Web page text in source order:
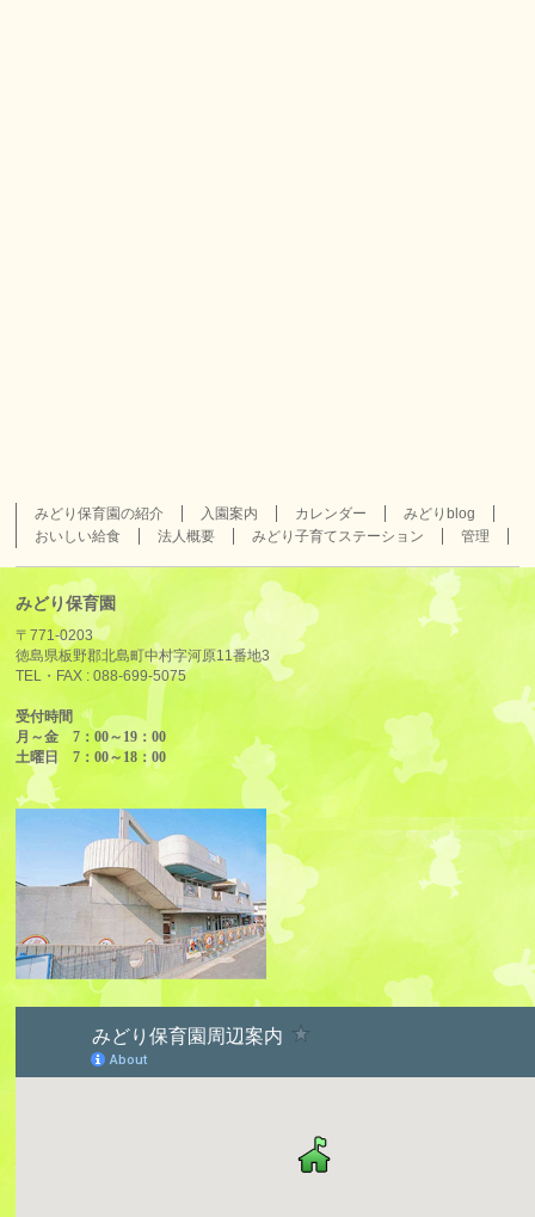
みどり保育園の紹介 入園案内 カレンダー
みどりblog
おいしい給食
法人概要 みどり子育てステーション 管理
みどり保育園
〒771-0203
徳島県板野郡北島町中村字河原11番地3
TEL・FAX :088-699-5075
受付時間
月～金 7：00～19：00
土曜日 7：00～18：00